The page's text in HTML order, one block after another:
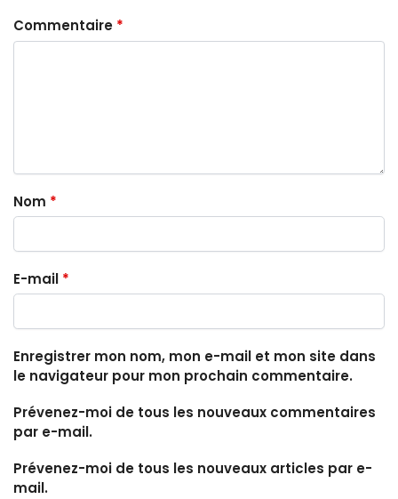
Commentaire *
Nom *
E-mail *
Enregistrer mon nom, mon e-mail et mon site dans
le navigateur pour mon prochain commentaire.
Prévenez-moi de tous les nouveaux commentaires
par e-mail.
Prévenez-moi de tous les nouveaux articles par e-
mail.